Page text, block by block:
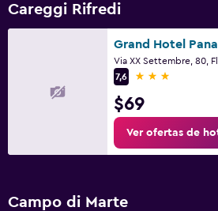
Careggi Rifredi
7,6
3 estrellas
$69
Ver ofertas de
Campo di Marte